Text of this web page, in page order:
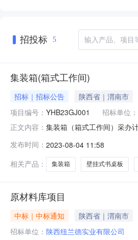
招投标 5
集装箱(箱式工作间)
招标｜招标公告
陕西省｜渭南市
项目编号： YHB23GJ001 招标单位：
正文内容： 集装箱（箱式工作间）采办
绩；供应商资质基本要求：
是最高人民法院在“信用中国
发布时间： 2023-08-04 11:58
相关产品：
集装箱 壁挂式书桌板
原材料库项目
中标｜中标通知 陕西省｜渭南市
招标单位： 陕西纽兰德实业有限公司